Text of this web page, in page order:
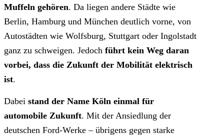
Muffeln gehören. Da liegen andere Städte wie
Berlin, Hamburg und München deutlich vorne, von
Autostädten wie Wolfsburg, Stuttgart oder Ingolstadt
ganz zu schweigen. Jedoch führt kein Weg daran
vorbei, dass die Zukunft der Mobilität elektrisch
ist.
Dabei stand der Name Köln einmal für
automobile Zukunft. Mit der Ansiedlung der
deutschen Ford-Werke – übrigens gegen starke